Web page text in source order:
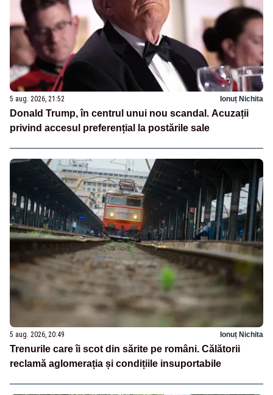
5 aug. 2026, 21:52 Ionuț Nichita
Donald Trump, în centrul unui nou scandal. Acuzații
privind accesul preferențial la postările sale
5 aug. 2026, 20:49 Ionuț Nichita
Trenurile care îi scot din sărite pe români. Călătorii
reclamă aglomerația și condițiile insuportabile